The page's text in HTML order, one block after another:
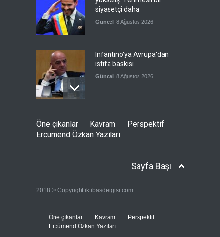
siyasetçi daha
Güncel 8 Ağustos 2026
Infantino'ya Avrupa'dan
istifa baskısı
Güncel 8 Ağustos 2026
Kolombiya, solcu Petro'nun
yerine aşırı sağcı Espriella'yı
getirdi
Mekke Anlaşmasını övdü
Öne çıkanlar Kavram
Perspektif
Ercümend Özkan Yazıları
Sayfa Başı
2018 © Copyright iktibasdergisi.com
Öne çıkanlar Kavram
Perspektif
Ercümend Özkan Yazıları